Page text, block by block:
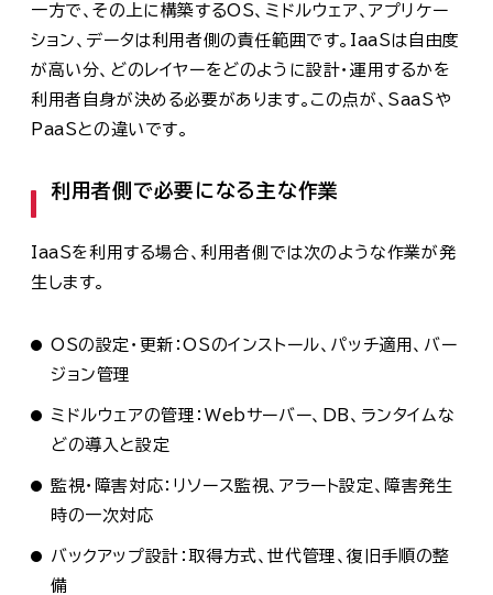
一方で、その上に構築するOS、ミドルウェア、アプリケー
ション、データは利用者側の責任範囲です。IaaSは自由度
が高い分、どのレイヤーをどのように設計・運用するかを
利用者自身が決める必要があります。この点が、SaaSや
PaaSとの違いです。
利用者側で必要になる主な作業
IaaSを利用する場合、利用者側では次のような作業が発
生します。
OSの設定・更新：OSのインストール、パッチ適用、バー
ジョン管理
ミドルウェアの管理：Webサーバー、DB、ランタイムな
どの導入と設定
監視・障害対応：リソース監視、アラート設定、障害発生
時の一次対応
バックアップ設計：取得方式、世代管理、復旧手順の整
備